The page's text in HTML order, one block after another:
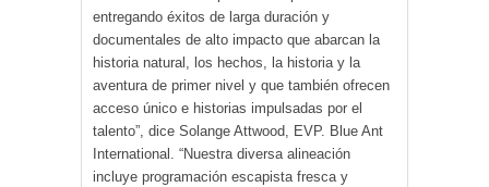
entregando éxitos de larga duración y
documentales de alto impacto que abarcan la
historia natural, los hechos, la historia y la
aventura de primer nivel y que también ofrecen
acceso único e historias impulsadas por el
talento”, dice Solange Attwood, EVP. Blue Ant
International. “Nuestra diversa alineación
incluye programación escapista fresca y